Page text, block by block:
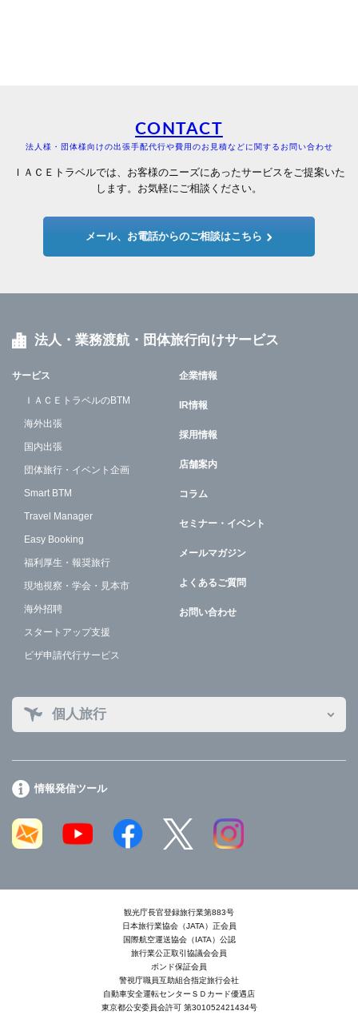
CONTACT
法人様・団体様向けの出張手配代行や費用のお見積などに関するお問い合わせ
ＩＡＣＥトラベルでは、お客様のニーズにあったサービスをご提案いた
します。お気軽にご相談ください。
メール、お電話からのご相談はこちら
法人・業務渡航・団体旅行向けサービス
サービス
ＩＡＣＥトラベルのBTM
海外出張
国内出張
団体旅行・イベント企画
Smart BTM
Travel Manager
Easy Booking
福利厚生・報奨旅行
現地視察・学会・見本市
海外招聘
スタートアップ支援
ビザ申請代行サービス
企業情報
IR情報
採用情報
店舗案内
コラム
セミナー・イベント
メールマガジン
よくあるご質問
お問い合わせ
個人旅行
情報発信ツール
観光庁長官登録旅行業第883号
日本旅行業協会（JATA）正会員
国際航空運送協会（IATA）公認
旅行業公正取引協議会会員
ボンド保証会員
警視庁職員互助組合指定旅行会社
自動車安全運転センターＳＤカード優遇店
東京都公安委員会許可 第301052421434号